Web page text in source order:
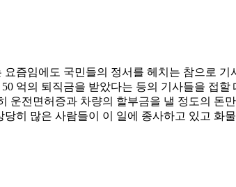
즘임에도 국민들의 정서를 헤치는 참으로
억의 퇴직금을 받았다는 등의 기사들을 접
운전면허증과 차량의 할부금을 낼 정도의 돈
히 많은 사람들이 이 일에 종사하고 있고 화